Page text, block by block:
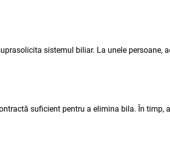
sistemul biliar. La unele persoane,
suficient pentru a elimina bila. În timp,